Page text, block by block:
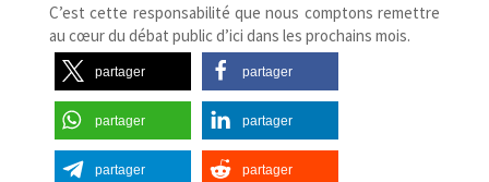
C’est cette responsabilité que nous comptons remettre
au cœur du débat public d’ici dans les prochains mois.
partager partager
partager partager
partager partager